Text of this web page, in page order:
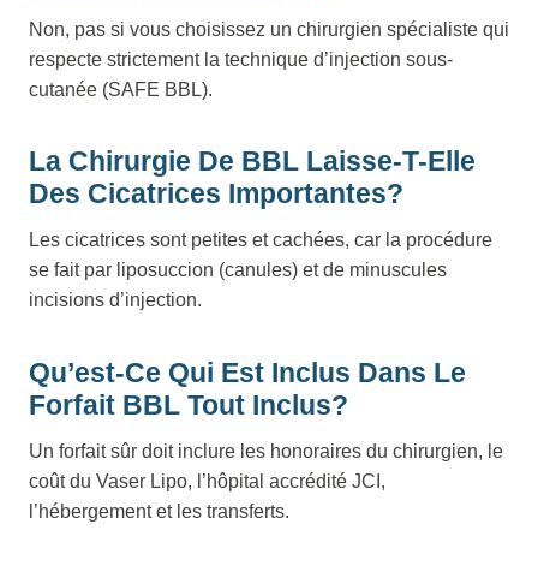
Non, pas si vous choisissez un chirurgien spécialiste qui
respecte strictement la technique d’injection sous-
cutanée (SAFE BBL).
La Chirurgie De BBL Laisse-T-Elle
Des Cicatrices Importantes?
Les cicatrices sont petites et cachées, car la procédure
se fait par liposuccion (canules) et de minuscules
incisions d’injection.
Qu’est-Ce Qui Est Inclus Dans Le
Forfait BBL Tout Inclus?
Un forfait sûr doit inclure les honoraires du chirurgien, le
coût du Vaser Lipo, l’hôpital accrédité JCI,
l’hébergement et les transferts.